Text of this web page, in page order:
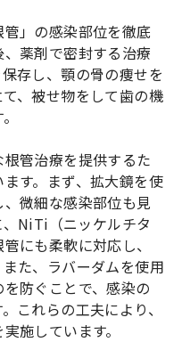
」の感染部位を徹底
薬剤で密封する治療
存し、顎の骨の痩せを
、被せ物をして歯の機
管治療を提供するた
す。まず、拡大鏡を使
微細な感染部位も見
NiTi（ニッケルチタ
にも柔軟に対応し、
た、ラバーダムを使用
防ぐことで、感染の
これらの工夫により、
施しています。